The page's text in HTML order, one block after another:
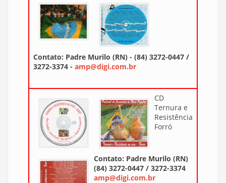
Contato: Padre Murilo (RN) - (84) 3272-0447 /
3272-3374 - amp@digi.com.br
CD
Ternura e
Resistência
Forró
Contato: Padre Murilo (RN)
(84) 3272-0447 / 3272-3374
amp@digi.com.br